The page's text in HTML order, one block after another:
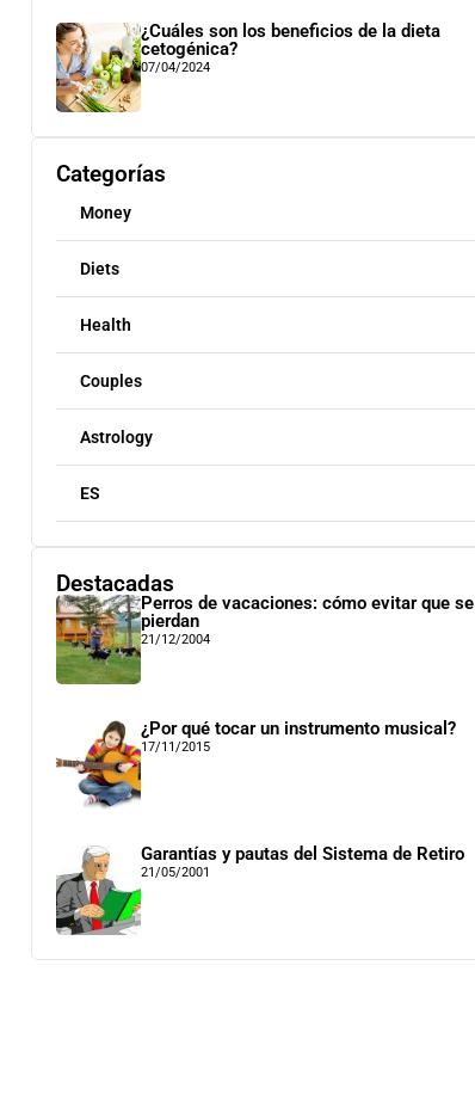
¿Cuáles son los beneficios de la dieta
cetogénica?
07/04/2024
Categorías
Money
Diets
Health
Couples
Astrology
ES
Destacadas
Perros de vacaciones: cómo evitar que se
pierdan
21/12/2004
¿Por qué tocar un instrumento musical?
17/11/2015
Garantías y pautas del Sistema de Retiro
21/05/2001